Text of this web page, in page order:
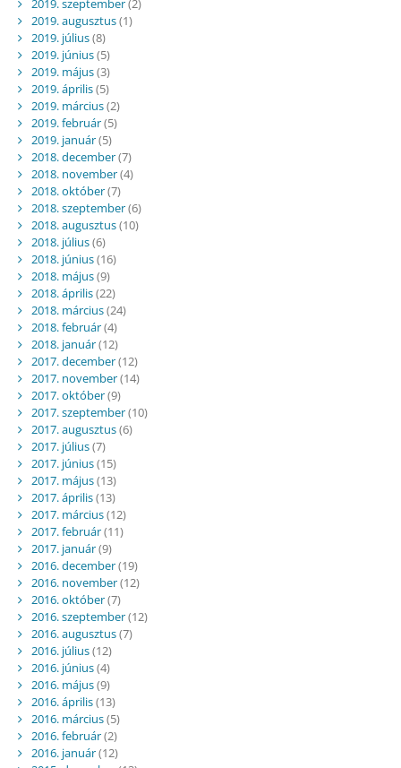
2019. szeptember(2)
2019. augusztus(1)
2019. július(8)
2019. június(5)
2019. május(3)
2019. április(5)
2019. március(2)
2019. február(5)
2019. január(5)
2018. december(7)
2018. november(4)
2018. október(7)
2018. szeptember(6)
2018. augusztus(10)
2018. július(6)
2018. június(16)
2018. május(9)
2018. április(22)
2018. március(24)
2018. február(4)
2018. január(12)
2017. december(12)
2017. november(14)
2017. október(9)
2017. szeptember(10)
2017. augusztus(6)
2017. július(7)
2017. június(15)
2017. május(13)
2017. április(13)
2017. március(12)
2017. február(11)
2017. január(9)
2016. december(19)
2016. november(12)
2016. október(7)
2016. szeptember(12)
2016. augusztus(7)
2016. július(12)
2016. június(4)
2016. május(9)
2016. április(13)
2016. március(5)
2016. február(2)
2016. január(12)